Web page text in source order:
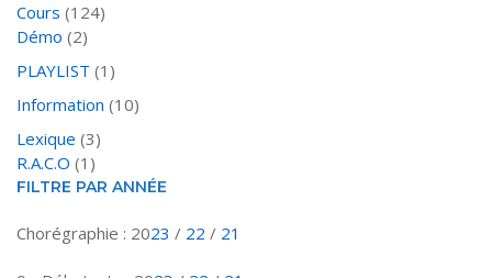
Cours (124)
Démo (2)
PLAYLIST (1)
Information (10)
Lexique (3)
R.A.C.O (1)
FILTRE PAR ANNÉE
Chorégraphie : 2023 / 22 / 21